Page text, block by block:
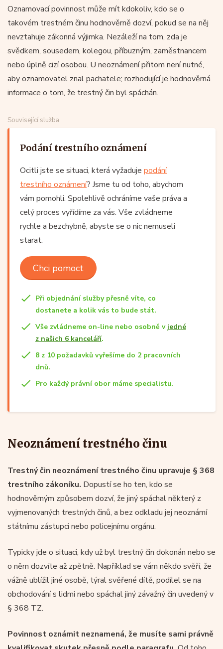
Oznamovací povinnost může mít kdokoliv, kdo se o
takovém trestném činu hodnověrně dozví, pokud se na něj
nevztahuje zákonná výjimka. Nezáleží na tom, zda je
svědkem, sousedem, kolegou, příbuzným, zaměstnancem
nebo úplně cizí osobou. U neoznámení přitom není nutné,
aby oznamovatel znal pachatele; rozhodující je hodnověrná
informace o tom, že trestný čin byl spáchán.
Související služba
Podání trestního oznámení
Ocitli jste se situaci, která vyžaduje podání
trestního oznámení? Jsme tu od toho, abychom
vám pomohli. Spolehlivě ochráníme vaše práva a
celý proces vyřídíme za vás. Vše zvládneme
rychle a bezchybně, abyste se o nic nemuseli
starat.
Chci pomoct
Při objednání služby přesně víte, co
dostanete a kolik vás to bude stát.
Vše zvládneme on-line nebo osobně v jedné
z našich 6 kanceláří.
8 z 10 požadavků vyřešíme do 2 pracovních
dnů.
Pro každý právní obor máme specialistu.
Neoznámení trestného činu
Trestný čin neoznámení trestného činu upravuje § 368
trestního zákoníku. Dopustí se ho ten, kdo se
hodnověrným způsobem dozví, že jiný spáchal některý z
vyjmenovaných trestných činů, a bez odkladu jej neoznámí
státnímu zástupci nebo policejnímu orgánu.
Typicky jde o situaci, kdy už byl trestný čin dokonán nebo se
o něm dozvíte až zpětně. Například se vám někdo svěří, že
vážně ublížil jiné osobě, týral svěřené dítě, podílel se na
obchodování s lidmi nebo spáchal jiný závažný čin uvedený v
§ 368 TZ.
Povinnost oznámit neznamená, že musíte sami právně